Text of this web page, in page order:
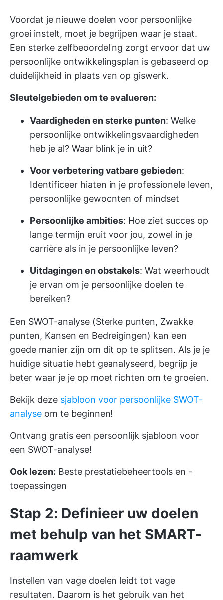
Voordat je nieuwe doelen voor persoonlijke
groei instelt, moet je begrijpen waar je staat.
Een sterke zelfbeoordeling zorgt ervoor dat uw
persoonlijke ontwikkelingsplan is gebaseerd op
duidelijkheid in plaats van op giswerk.
Sleutelgebieden om te evalueren:
Vaardigheden en sterke punten: Welke
persoonlijke ontwikkelingsvaardigheden
heb je al? Waar blink je in uit?
Voor verbetering vatbare gebieden:
Identificeer hiaten in je professionele leven,
persoonlijke gewoonten of mindset
Persoonlijke ambities: Hoe ziet succes op
lange termijn eruit voor jou, zowel in je
carrière als in je persoonlijke leven?
Uitdagingen en obstakels: Wat weerhoudt
je ervan om je persoonlijke doelen te
bereiken?
Een SWOT-analyse (Sterke punten, Zwakke
punten, Kansen en Bedreigingen) kan een
goede manier zijn om dit op te splitsen. Als je je
huidige situatie hebt geanalyseerd, begrijp je
beter waar je je op moet richten om te groeien.
Bekijk deze sjabloon voor persoonlijke SWOT-
analyse om te beginnen!
Ontvang gratis een persoonlijk sjabloon voor
een SWOT-analyse!
Ook lezen: Beste prestatiebeheertools en -
toepassingen
Stap 2: Definieer uw doelen
met behulp van het SMART-
raamwerk
Instellen van vage doelen leidt tot vage
resultaten. Daarom is het gebruik van het